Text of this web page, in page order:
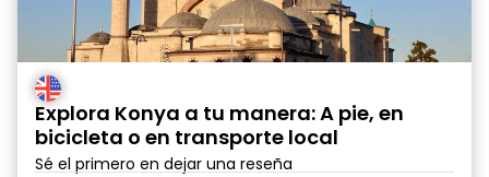
Explora Konya a tu manera: A pie, en
bicicleta o en transporte local
Sé el primero en dejar una reseña